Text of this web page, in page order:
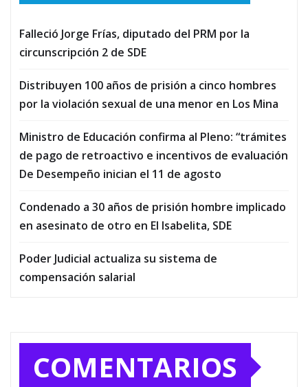
Falleció Jorge Frías, diputado del PRM por la
circunscripción 2 de SDE
Distribuyen 100 años de prisión a cinco hombres
por la violación sexual de una menor en Los Mina
Ministro de Educación confirma al Pleno: “trámites
de pago de retroactivo e incentivos de evaluación
De Desempeño inician el 11 de agosto
Condenado a 30 años de prisión hombre implicado
en asesinato de otro en El Isabelita, SDE
Poder Judicial actualiza su sistema de
compensación salarial
COMENTARIOS